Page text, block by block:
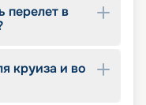
перелет в
круиза и во